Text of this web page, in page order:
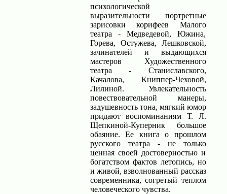
психологической
выразительности портретные
зарисовки корифеев Малого
театра - Медведевой, Южина,
Горева, Остужева, Лешковской,
зачинателей и выдающихся
мастеров Художественного
театра - Станиславского,
Качалова, Книппер-Чеховой,
Лилиной. Увлекательность
повествовательной манеры,
задушевность тона, мягкий юмор
придают воспоминаниям Т. Л.
Щепкиной-Куперник большое
обаяние. Ее книга о прошлом
русского театра - не только
ценная своей достоверностью и
богатством фактов летопись, но
и живой, взволнованный рассказ
современника, согретый теплом
человеческого чувства.